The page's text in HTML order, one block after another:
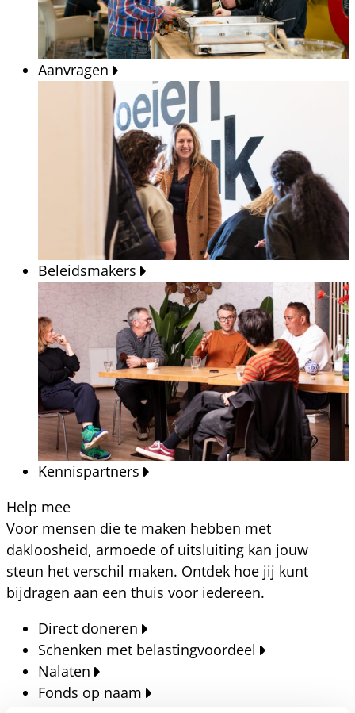
Aanvragen
Beleidsmakers
Kennispartners
Help mee
Voor mensen die te maken hebben met
dakloosheid, armoede of uitsluiting kan jouw
steun het verschil maken. Ontdek hoe jij kunt
bijdragen aan een thuis voor iedereen.
Direct doneren
Schenken met belastingvoordeel
Nalaten
Fonds op naam